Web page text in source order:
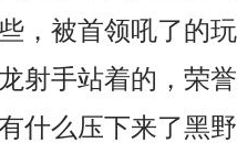
，被首领吼了的
射手站着的，荣
什么压下来了黑